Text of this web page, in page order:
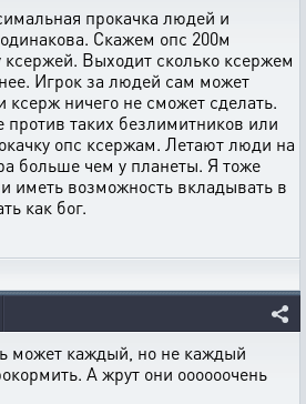
прокачка людей и
Скажем опс 200м
ксержей. Выходит сколько ксержем
Игрок за людей сам может
ксерж ничего не сможет сделать.
таких безлимитников или
опс ксержам. Летают люди на
больше чем у планеты. Я тоже
иметь возможность вкладывать в
как бог.
может каждый, но не каждый
А жрут они оооооочень